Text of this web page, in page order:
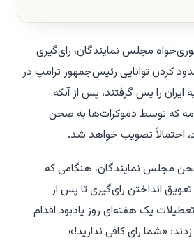
مجلس نمایندگان، رای‌گیری
کردن توانایی رئیس‌جمهور ترامپ در
را پس گرفتند، پس از آنکه
که توسط دموکرات‌ها به صحن
تصویب خواهد شد.
مجلس نمایندگان، هنگامی که
انداختن رای‌گیری تا پس از
یک هفته‌ای روز یادبود اقدام
«شما رای کافی ندارید!»